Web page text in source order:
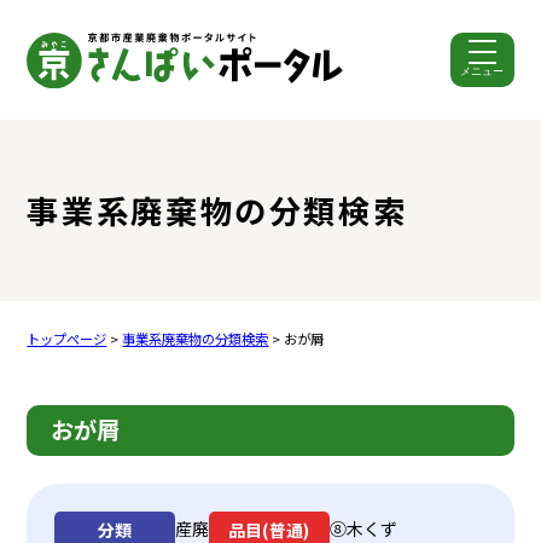
メニュー
事業系廃棄物の分類検索
トップページ >事業系廃棄物の分類検索 > おが屑
おが屑
分類
産廃
品目(普通) ⑧木くず